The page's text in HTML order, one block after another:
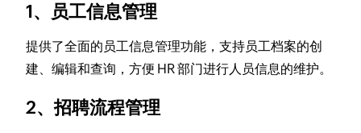
1、员工信息管理
提供了全面的员工信息管理功能，支持员工档案的创
建、编辑和查询，方便 HR 部门进行人员信息的维护。
2、招聘流程管理